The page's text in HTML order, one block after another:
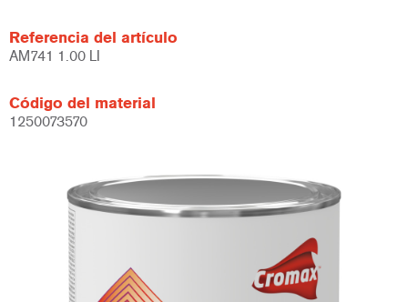
Referencia del artículo
AM741 1.00 LI
Código del material
1250073570